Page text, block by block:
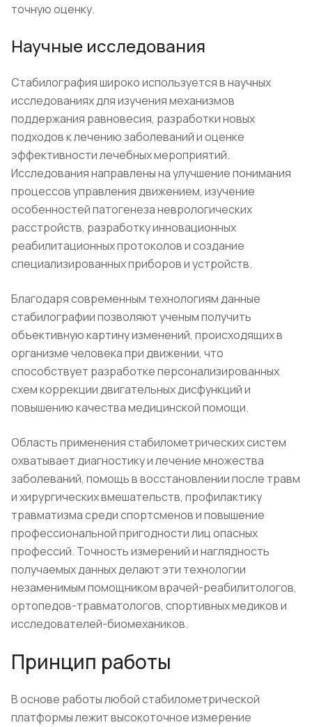
точную оценку.
Научные исследования
Стабилография широко используется в научных
исследованиях для изучения механизмов
поддержания равновесия, разработки новых
подходов к лечению заболеваний и оценке
эффективности лечебных мероприятий.
Исследования направлены на улучшение понимания
процессов управления движением, изучение
особенностей патогенеза неврологических
расстройств, разработку инновационных
реабилитационных протоколов и создание
специализированных приборов и устройств.
Благодаря современным технологиям данные
стабилографии позволяют ученым получить
объективную картину изменений, происходящих в
организме человека при движении, что
способствует разработке персонализированных
схем коррекции двигательных дисфункций и
повышению качества медицинской помощи.
Область применения стабилометрических систем
охватывает диагностику и лечение множества
заболеваний, помощь в восстановлении после травм
и хирургических вмешательств, профилактику
травматизма среди спортсменов и повышение
профессиональной пригодности лиц опасных
профессий. Точность измерений и наглядность
получаемых данных делают эти технологии
незаменимым помощником врачей-реабилитологов,
ортопедов-травматологов, спортивных медиков и
исследователей-биомехаников.
Принцип работы
В основе работы любой стабилометрической
платформы лежит высокоточное измерение